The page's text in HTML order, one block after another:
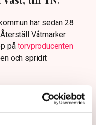
har sedan 28
Våtmarker
på torvproducenten
och spridit
klättrar upp på
polisen kan inte
”Upptrappning